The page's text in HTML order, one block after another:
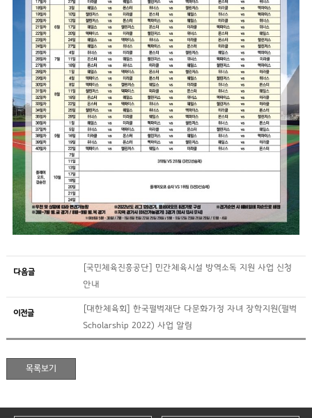
다음글
[국민체육진흥공단] 민간체육시설 방역소독 지원 사업 신청
안내
이전글
[대한체육회] 한국펄벅재단 다문화가정 자녀 장학지원(펄벅
Scholarship 2022) 사업 알림